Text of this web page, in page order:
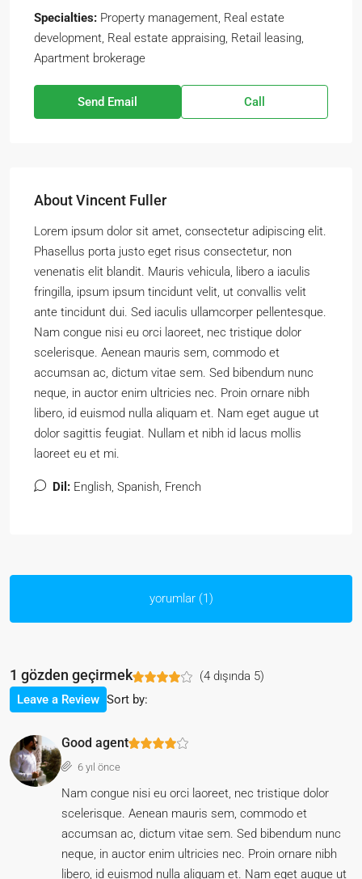
Specialties: Property management, Real estate
development, Real estate appraising, Retail leasing,
Apartment brokerage
Send Email Call
About Vincent Fuller
Lorem ipsum dolor sit amet, consectetur adipiscing elit.
Phasellus porta justo eget risus consectetur, non
venenatis elit blandit. Mauris vehicula, libero a iaculis
fringilla, ipsum ipsum tincidunt velit, ut convallis velit
ante tincidunt dui. Sed iaculis ullamcorper pellentesque.
Nam congue nisi eu orci laoreet, nec tristique dolor
scelerisque. Aenean mauris sem, commodo et
accumsan ac, dictum vitae sem. Sed bibendum nunc
neque, in auctor enim ultricies nec. Proin ornare nibh
libero, id euismod nulla aliquam et. Nam eget augue ut
dolor sagittis feugiat. Nullam et nibh id lacus mollis
laoreet eu et mi.
Dil: English, Spanish, French
yorumlar (1)
1 gözden geçirmek (4 dışında 5)
Sort by:
Leave a Review
Good agent
6 yıl önce
Nam congue nisi eu orci laoreet, nec tristique dolor
scelerisque. Aenean mauris sem, commodo et
accumsan ac, dictum vitae sem. Sed bibendum nunc
neque, in auctor enim ultricies nec. Proin ornare nibh
libero, id euismod nulla aliquam et. Nam eget augue ut